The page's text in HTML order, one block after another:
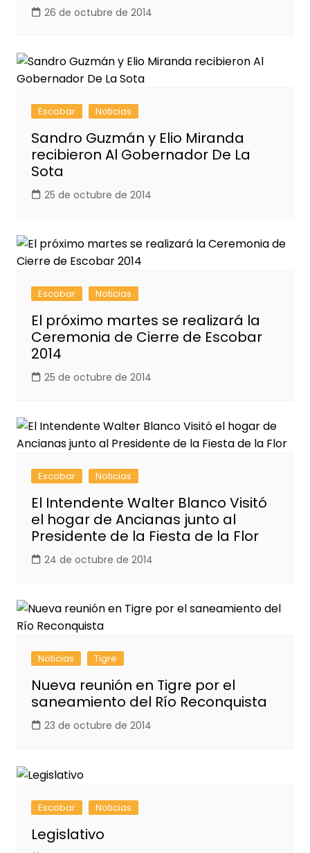
26 de octubre de 2014
Escobar Noticias
Sandro Guzmán y Elio Miranda
recibieron Al Gobernador De La
Sota
25 de octubre de 2014
Escobar Noticias
El próximo martes se realizará la
Ceremonia de Cierre de Escobar
2014
25 de octubre de 2014
Escobar Noticias
El Intendente Walter Blanco Visitó
el hogar de Ancianas junto al
Presidente de la Fiesta de la Flor
24 de octubre de 2014
Noticias Tigre
Nueva reunión en Tigre por el
saneamiento del Río Reconquista
23 de octubre de 2014
Escobar Noticias
Legislativo